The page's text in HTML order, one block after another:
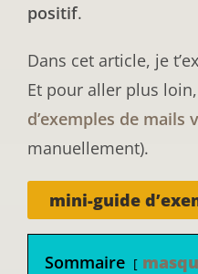
positif.
Dans cet article, je
Et pour aller plus
d’exemples de mails
manuellement).
mini-guide
Sommaire